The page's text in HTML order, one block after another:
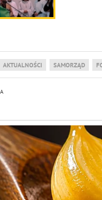
AKTUALNOŚCI SAMORZĄD